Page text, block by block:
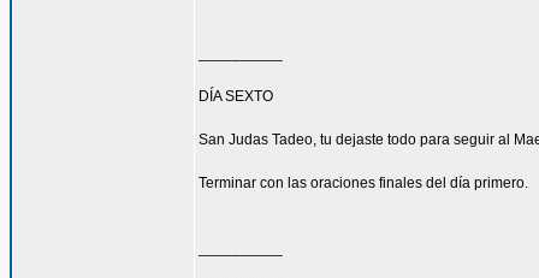
DÍA SEXTO
San Judas Tadeo, tu dejaste todo para seguir al
Terminar con las oraciones finales del día primero.